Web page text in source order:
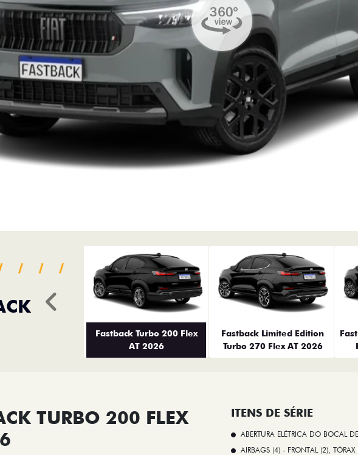
Fastback Turbo 200 Flex
AT 2026
Fastback Limited Edition
Turbo 270 Flex AT 2026
Anterior
TURBO 200 FLEX
ITENS DE SÉRIE
ABERTURA ELÉTRICA DO BOCAL
AIRBAGS (4) - FRONTAL (2),